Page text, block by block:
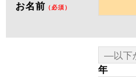
お名前 （必須）
年